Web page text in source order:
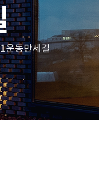
운동만세길